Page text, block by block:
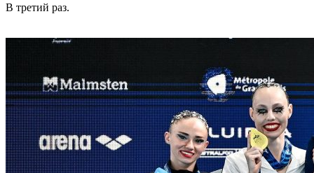
В третий раз.